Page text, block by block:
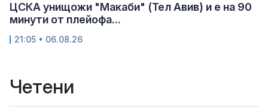
ЦСКА унищожи "Макаби" (Тел Авив) и е на 90
минути от плейофа...
21:05 • 06.08.26
Четени